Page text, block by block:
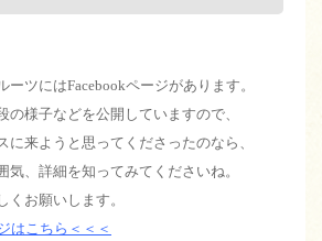
ーツにはFacebookページがあります。
の様子などを公開していますので、
に来ようと思ってくださったのなら、
気、詳細を知ってみてくださいね。
くお願いします。
はこちら＜＜＜